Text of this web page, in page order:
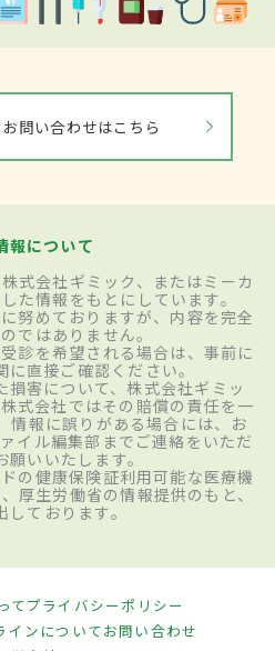
問い合わせはこちら
報について
式会社ギミック、またはミーカ
た情報をもとにしています。
努めておりますが、内容を完全
ではありません。
診を希望される場合は、事前に
直接ご確認ください。
損害について、株式会社ギミッ
式会社ではその賠償の責任を一
情報に誤りがある場合には、お
イル編集部までご連絡をいただ
願いいたします。
の健康保険証利用可能な医療機
厚生労働省の情報提供のもと、
ております。
てプライバシーポリシー
インについてお問い合わせ